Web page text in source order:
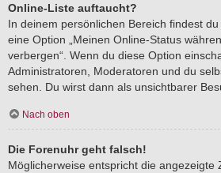
Online-Liste auftaucht?
In deinem persönlichen Bereich findest
eine Option „Meinen Online-Status
verbergen“. Wenn du diese Option
Administratoren, Moderatoren und du
sehen. Du wirst dann als unsichtbarer
Nach oben
Die Forenuhr geht falsch!
Möglicherweise entspricht die angezeigte